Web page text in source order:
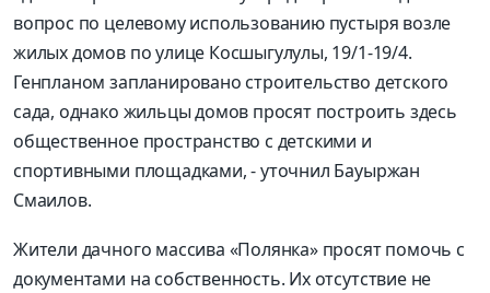
вопрос по целевому использованию пустыря возле
жилых домов по улице Косшыгулулы, 19/1-19/4.
Генпланом запланировано строительство детского
сада, однако жильцы домов просят построить здесь
общественное пространство с детскими и
спортивными площадками, - уточнил Бауыржан
Смаилов.
Жители дачного массива «Полянка» просят помочь с
документами на собственность. Их отсутствие не